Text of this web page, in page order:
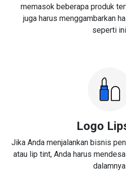
memasok beberapa produk
juga harus menggambarkan
seperti
Logo
Jika Anda menjalankan bisnis
atau lip tint, Anda harus
dalamnya.